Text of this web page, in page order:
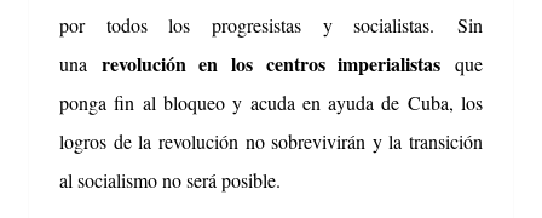
por todos los progresistas y socialistas. Sin
una revolución en los centros imperialistas que
ponga fin al bloqueo y acuda en ayuda de Cuba, los
logros de la revolución no sobrevivirán y la transición
al socialismo no será posible.